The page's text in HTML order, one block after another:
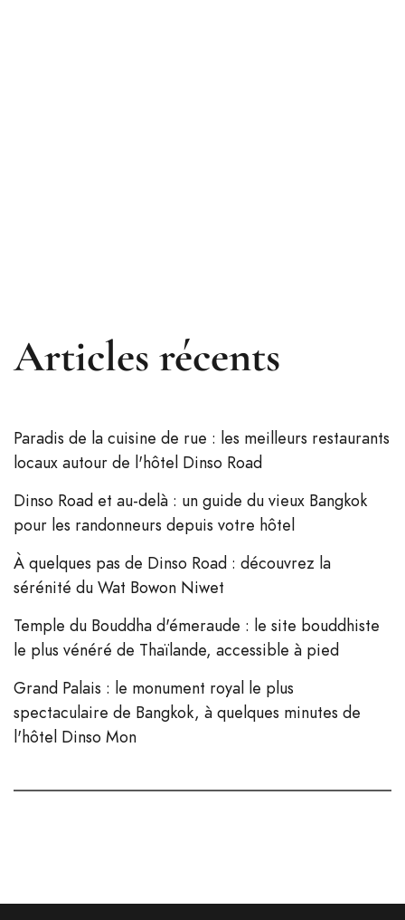
Articles récents
Paradis de la cuisine de rue : les meilleurs restaurants
locaux autour de l'hôtel Dinso Road
Dinso Road et au-delà : un guide du vieux Bangkok
pour les randonneurs depuis votre hôtel
À quelques pas de Dinso Road : découvrez la
sérénité du Wat Bowon Niwet
Temple du Bouddha d'émeraude : le site bouddhiste
le plus vénéré de Thaïlande, accessible à pied
Grand Palais : le monument royal le plus
spectaculaire de Bangkok, à quelques minutes de
l'hôtel Dinso Mon